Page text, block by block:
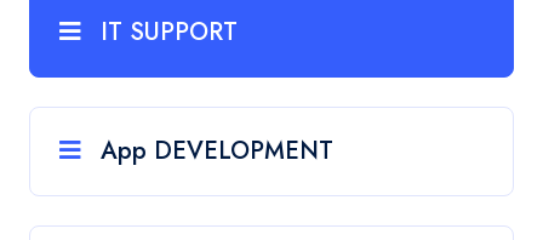
IT SUPPORT
App DEVELOPMENT